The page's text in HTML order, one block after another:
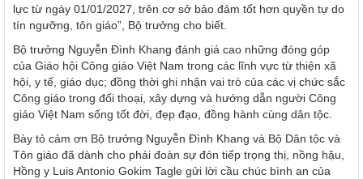
lực từ ngày 01/01/2027, trên cơ sở bảo đảm tốt hơn quyền tự do
tín ngưỡng, tôn giáo”, Bộ trưởng cho biết.
Bộ trưởng Nguyễn Đình Khang đánh giá cao những đóng góp
của Giáo hội Công giáo Việt Nam trong các lĩnh vực từ thiện xã
hội, y tế, giáo dục; đồng thời ghi nhận vai trò của các vị chức sắc
Công giáo trong đối thoại, xây dựng và hướng dẫn người Công
giáo Việt Nam sống tốt đời, đẹp đạo, đồng hành cùng dân tộc.
Bày tỏ cảm ơn Bộ trưởng Nguyễn Đình Khang và Bộ Dân tộc và
Tôn giáo đã dành cho phái đoàn sự đón tiếp trọng thị, nồng hậu,
Hồng y Luis Antonio Gokim Tagle gửi lời cầu chúc bình an của